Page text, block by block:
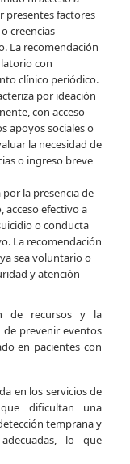
presentes factores
creencias
La recomendación
con
clínico periódico.
por ideación
con acceso
apoyos sociales o
la necesidad de
o ingreso breve
por la presencia de
acceso efectivo a
o conducta
La recomendación
sea voluntario o
y atención
de recursos y la
de prevenir eventos
en pacientes con
en los servicios de
dificultan una
temprana y
lo que